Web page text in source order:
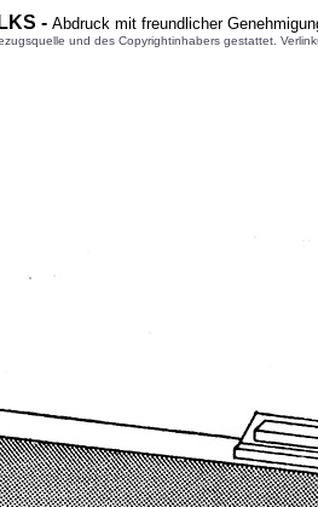
- Abdruck mit freundlicher
und des Copyrightinhabers gestattet.